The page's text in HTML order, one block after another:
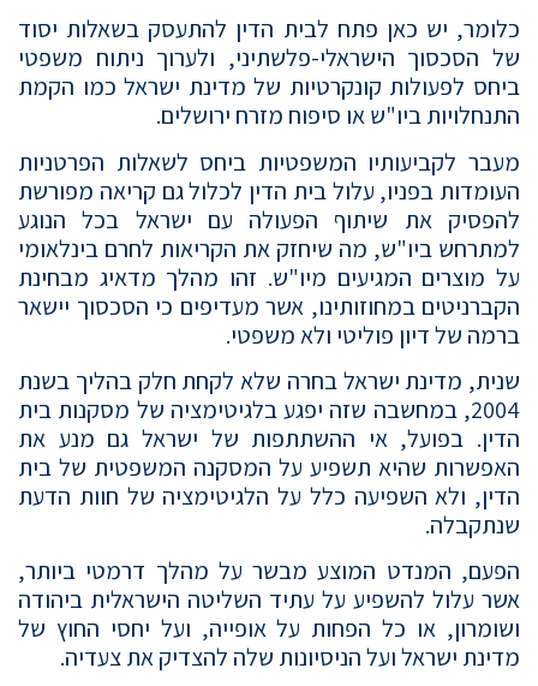
כלומר, יש כאן פתח לבית הדין להתעסק בשאלות יסוד
של הסכסוך הישראלי-פלשתיני, ולערוך ניתוח משפטי
ביחס לפעולות קונקרטיות של מדינת ישראל כמו הקמת
התנחלויות ביו"ש או סיפוח מזרח ירושלים.
מעבר לקביעותיו המשפטיות ביחס לשאלות הפרטניות
העומדות בפניו, עלול בית הדין לכלול גם קריאה מפורשת
להפסיק את שיתוף הפעולה עם ישראל בכל הנוגע
למתרחש ביו"ש, מה שיחזק את הקריאות לחרם בינלאומי
על מוצרים המגיעים מיו"ש. זהו מהלך מדאיג מבחינת
הקברניטים במחוזותינו, אשר מעדיפים כי הסכסוך יישאר
ברמה של דיון פוליטי ולא משפטי.
שנית, מדינת ישראל בחרה שלא לקחת חלק בהליך בשנת
2004, במחשבה שזה יפגע בלגיטימציה של מסקנות בית
הדין. בפועל, אי ההשתתפות של ישראל גם מנע את
האפשרות שהיא תשפיע על המסקנה המשפטית של בית
הדין, ולא השפיעה כלל על הלגיטימציה של חוות הדעת
שנתקבלה.
הפעם, המנדט המוצע מבשר על מהלך דרמטי ביותר,
אשר עלול להשפיע על עתיד השליטה הישראלית ביהודה
ושומרון, או כל הפחות על אופייה, ועל יחסי החוץ של
מדינת ישראל ועל הניסיונות שלה להצדיק את צעדיה.